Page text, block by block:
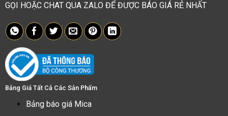
GỌI HOẶC CHAT QUA ZALO ĐỂ ĐƯỢC BÁO GIÁ RẺ NHẤT
Bảng Giá Tất Cả Các Sản Phẩm
Bảng báo giá Mica